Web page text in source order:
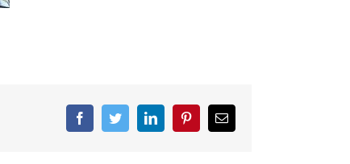
FacebookTwitterLinkedInPinterestCorreo
electrónico